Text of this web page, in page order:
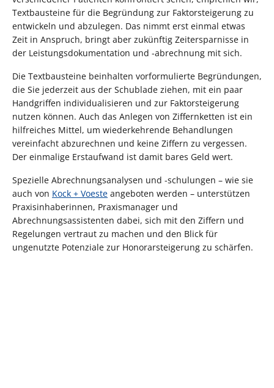
Textbausteine für die Begründung zur Faktorsteigerung zu
entwickeln und abzulegen. Das nimmt erst einmal etwas
Zeit in Anspruch, bringt aber zukünftig Zeitersparnisse in
der Leistungsdokumentation und -abrechnung mit sich.
Die Textbausteine beinhalten vorformulierte Begründungen,
die Sie jederzeit aus der Schublade ziehen, mit ein paar
Handgriffen individualisieren und zur Faktorsteigerung
nutzen können. Auch das Anlegen von Ziffernketten ist ein
hilfreiches Mittel, um wiederkehrende Behandlungen
vereinfacht abzurechnen und keine Ziffern zu vergessen.
Der einmalige Erstaufwand ist damit bares Geld wert.
Spezielle Abrechnungsanalysen und -schulungen – wie sie
auch von Kock + Voeste angeboten werden – unterstützen
Praxisinhaberinnen, Praxismanager und
Abrechnungsassistenten dabei, sich mit den Ziffern und
Regelungen vertraut zu machen und den Blick für
ungenutzte Potenziale zur Honorarsteigerung zu schärfen.